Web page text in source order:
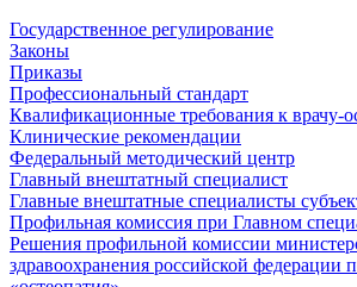
Государственное регулирование
Законы
Приказы
Профессиональный стандарт
Квалификационные требования к врачу-
Клинические рекомендации
Федеральный методический центр
Главный внештатный специалист
Главные внештатные специалисты
Профильная комиссия при Главном
Решения профильной комиссии
здравоохранения российской федерации